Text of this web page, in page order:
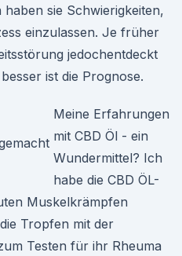
sie Schwierigkeiten,
einzulassen. Je früher
jedochentdeckt
ist die Prognose.
Meine Erfahrungen
mit CBD Öl - ein
Wundermittel? Ich
habe die CBD ÖL-
Muskelkrämpfen
Tropfen mit der
Testen für ihr Rheuma